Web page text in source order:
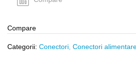
Compare
Categorii: Conectori Conectori